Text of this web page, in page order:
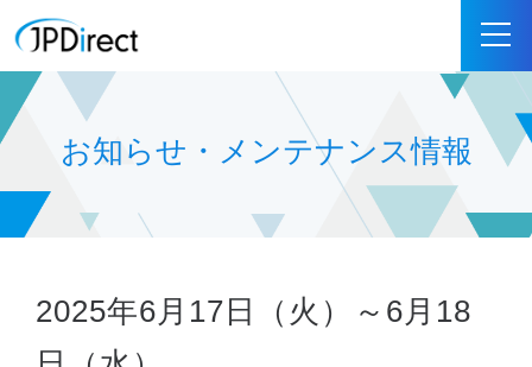
お知らせ・メンテナンス情報
2025年6月17日（火）～6月18